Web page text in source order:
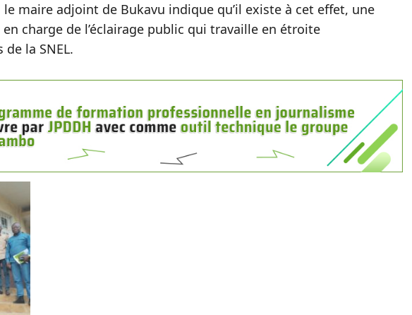
le maire adjoint de Bukavu indique qu’il existe à cet effet, une
charge de l’éclairage public qui travaille en étroite
la SNEL.